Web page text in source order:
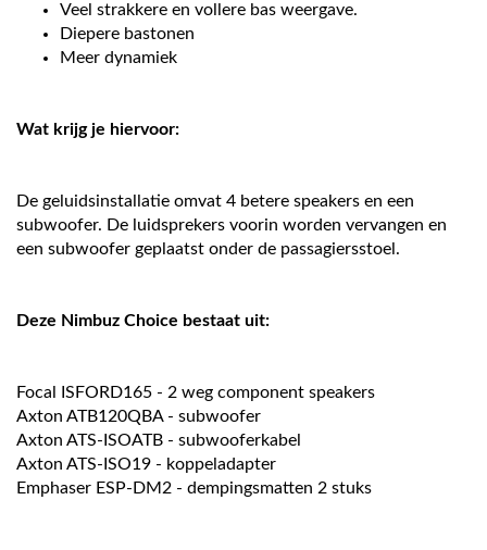
Veel strakkere en vollere bas weergave.
Diepere bastonen
Meer dynamiek
Wat krijg je hiervoor:
De geluidsinstallatie omvat 4 betere speakers en een
subwoofer. De luidsprekers voorin worden vervangen en
een subwoofer geplaatst onder de passagiersstoel.
Deze Nimbuz Choice bestaat uit:
Focal ISFORD165 - 2 weg component speakers
Axton ATB120QBA - subwoofer
Axton ATS-ISOATB - subwooferkabel
Axton ATS-ISO19 - koppeladapter
Emphaser ESP-DM2 - dempingsmatten 2 stuks